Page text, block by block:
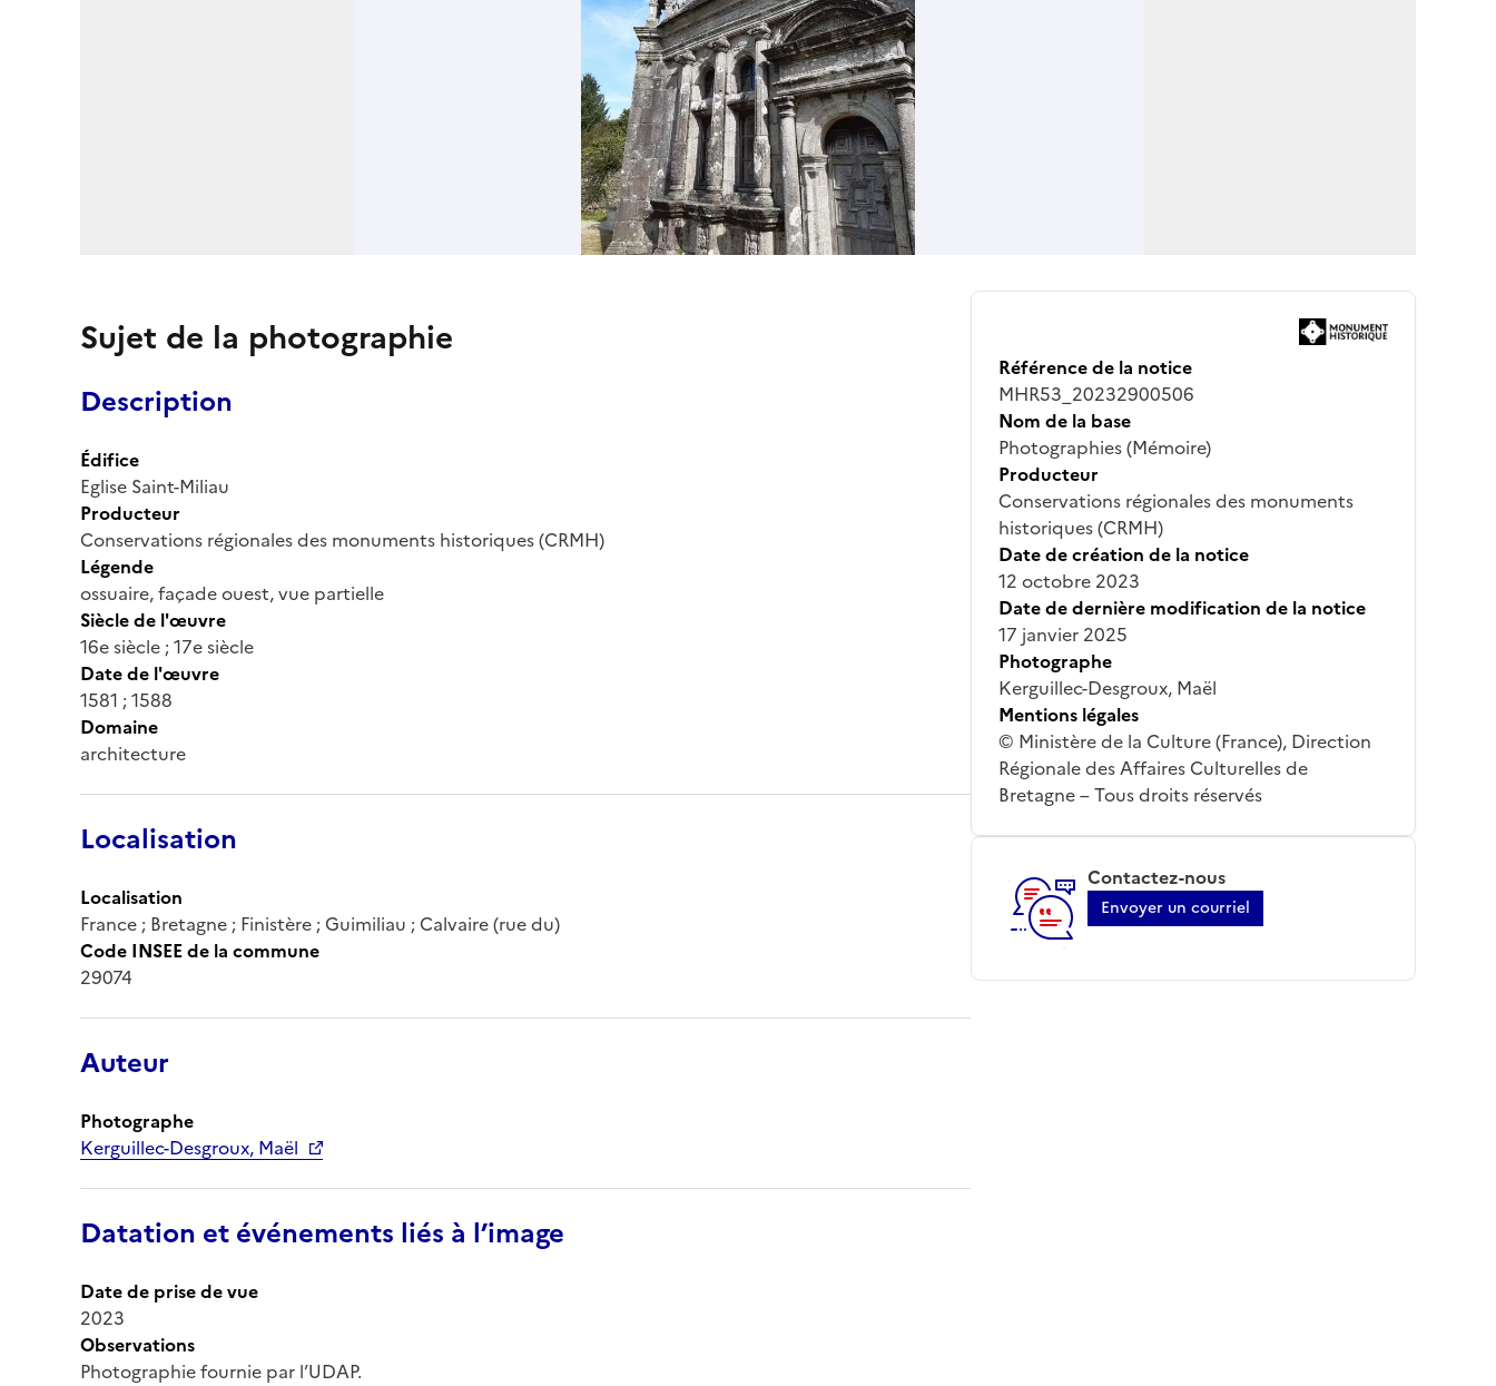
Sujet de la photographie
Description
Édifice
Eglise Saint-Miliau
Producteur
Conservations régionales des monuments historiques (CRMH)
Légende
ossuaire, façade ouest, vue partielle
Siècle de l'œuvre
16e siècle ; 17e siècle
Date de l'œuvre
1581 ; 1588
Domaine
architecture
Localisation
Localisation
France ; Bretagne ; Finistère ; Guimiliau ; Calvaire (rue du)
Code INSEE de la commune
29074
Auteur
Photographe
Kerguillec-Desgroux, Maël
Datation et événements liés à l’image
Date de prise de vue
2023
Observations
Photographie fournie par l’UDAP.
Référence de la notice
MHR53_20232900506
Nom de la base
Photographies (Mémoire)
Producteur
Conservations régionales des monuments
historiques (CRMH)
Date de création de la notice
12 octobre 2023
Date de dernière modification de la notice
17 janvier 2025
Photographe
Kerguillec-Desgroux, Maël
Mentions légales
© Ministère de la Culture (France), Direction
Régionale des Affaires Culturelles de
Bretagne – Tous droits réservés
Contactez-nous
Envoyer un courriel